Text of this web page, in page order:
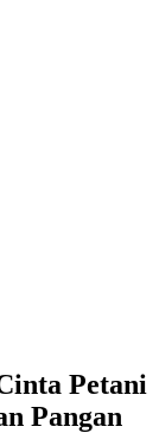
Petani
Pangan